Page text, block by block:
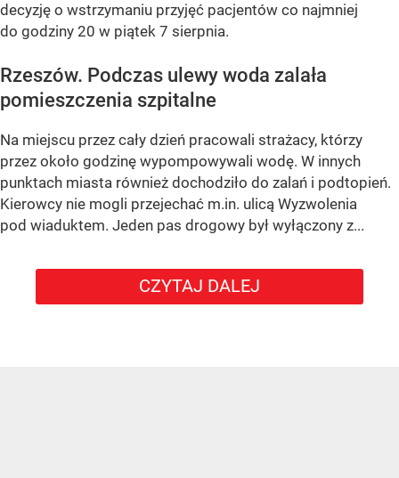
decyzję o wstrzymaniu przyjęć pacjentów co najmniej
do godziny 20 w piątek 7 sierpnia.
Rzeszów. Podczas ulewy woda zalała
pomieszczenia szpitalne
Na miejscu przez cały dzień pracowali strażacy, którzy
przez około godzinę wypompowywali wodę. W innych
punktach miasta również dochodziło do zalań i podtopień.
Kierowcy nie mogli przejechać m.in. ulicą Wyzwolenia
pod wiaduktem. Jeden pas drogowy był wyłączony z...
CZYTAJ DALEJ